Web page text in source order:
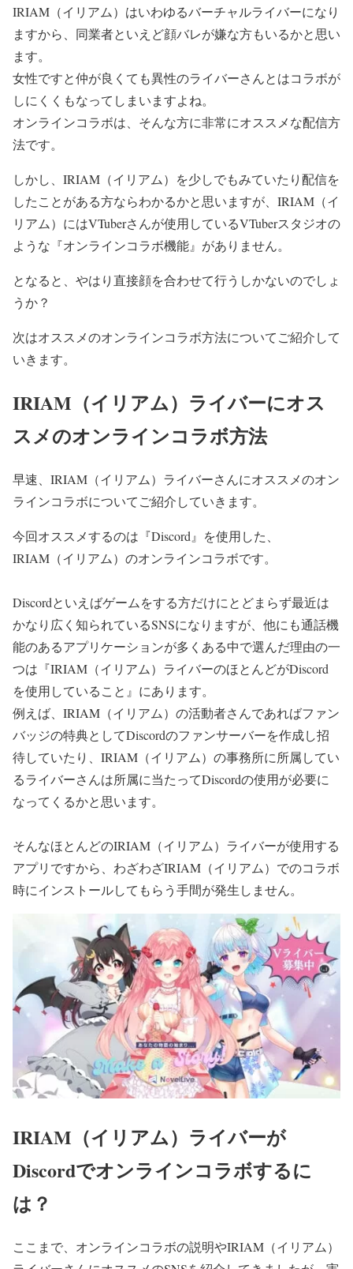
IRIAM（イリアム）はいわゆるバーチャルライバーになり
ますから、同業者といえど顔バレが嫌な方もいるかと思い
ます。
女性ですと仲が良くても異性のライバーさんとはコラボが
しにくくもなってしまいますよね。
オンラインコラボは、そんな方に非常にオススメな配信方
法です。
しかし、IRIAM（イリアム）を少しでもみていたり配信を
したことがある方ならわかるかと思いますが、IRIAM（イ
リアム）にはVTuberさんが使用しているVTuberスタジオの
ような『オンラインコラボ機能』がありません。
となると、やはり直接顔を合わせて行うしかないのでしょ
うか？
次はオススメのオンラインコラボ方法についてご紹介して
いきます。
IRIAM（イリアム）ライバーにオス
スメのオンラインコラボ方法
早速、IRIAM（イリアム） ライバーさんにオススメのオン
ラインコラボについてご紹介していきます。
今回オススメするのは『Discord』を使用した、
IRIAM（イリアム）のオンラインコラボです。
Discordといえばゲームをする方だけにとどまらず最近は
かなり広く知られているSNSになりますが、他にも通話機
能のあるアプリケーションが多くある中で選んだ理由の一
つは『IRIAM（イリアム）ライバーのほとんどがDiscord
を使用していること』にあります。
例えば、IRIAM（イリアム）の活動者さんであればファン
バッジの特典としてDiscordのファンサーバーを作成し招
待していたり、IRIAM（イリアム）の事務所に所属してい
るライバーさんは所属に当たってDiscordの使用が必要に
なってくるかと思います。
そんなほとんどのIRIAM（イリアム）ライバーが使用する
アプリですから、わざわざIRIAM（イリアム）でのコラボ
時にインストールしてもらう手間が発生しません。
IRIAM（イリアム）ライバーが
Discordでオンラインコラボするに
は？
ここまで、オンラインコラボの説明やIRIAM（イリアム）